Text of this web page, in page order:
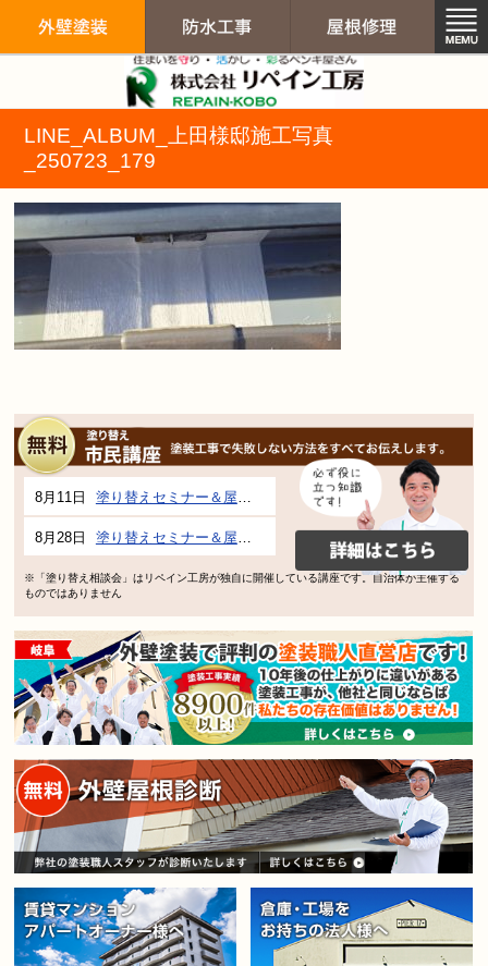
外壁塗装
LINE_ALBUM_上田様邸施工写真
_250723_179
8月11日 塗り替えセミナー＆屋根、外壁の塗り替え市民講座 inぎふメディアコスモス
8月28日 塗り替えセミナー＆屋根、外壁の塗り替え市民講座 inぎふメディアコスモス
※「塗り替え相談会」はリペイン工房が独自に開催している講座です。自治体が主催する
ものではありません